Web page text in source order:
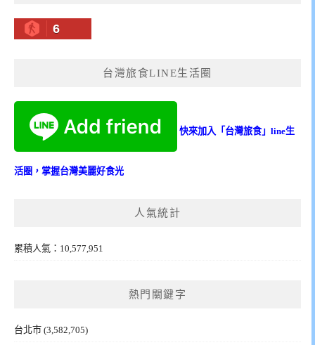
6
台灣旅食LINE生活圈
快來加入「台灣旅食」line生
活圈，掌握台灣美麗好食光
人氣統計
累積人氣：10,577,951
熱門關鍵字
台北市 (3,582,705)